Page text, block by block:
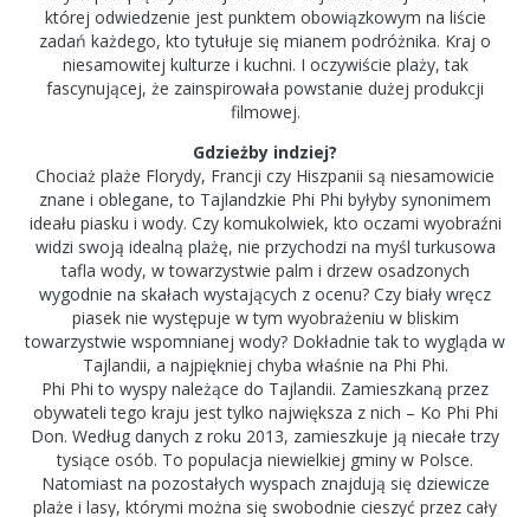
której odwiedzenie jest punktem obowiązkowym na liście
zadań każdego, kto tytułuje się mianem podróżnika. Kraj o
niesamowitej kulturze i kuchni. I oczywiście plaży, tak
fascynującej, że zainspirowała powstanie dużej produkcji
filmowej.
Gdzieżby indziej?
Chociaż plaże Florydy, Francji czy Hiszpanii są niesamowicie
znane i oblegane, to Tajlandzkie Phi Phi byłyby synonimem
ideału piasku i wody. Czy komukolwiek, kto oczami wyobraźni
widzi swoją idealną plażę, nie przychodzi na myśl turkusowa
tafla wody, w towarzystwie palm i drzew osadzonych
wygodnie na skałach wystających z ocenu? Czy biały wręcz
piasek nie występuje w tym wyobrażeniu w bliskim
towarzystwie wspomnianej wody? Dokładnie tak to wygląda w
Tajlandii, a najpiękniej chyba właśnie na Phi Phi.
Phi Phi to wyspy należące do Tajlandii. Zamieszkaną przez
obywateli tego kraju jest tylko największa z nich – Ko Phi Phi
Don. Według danych z roku 2013, zamieszkuje ją niecałe trzy
tysiące osób. To populacja niewielkiej gminy w Polsce.
Natomiast na pozostałych wyspach znajdują się dziewicze
plaże i lasy, którymi można się swobodnie cieszyć przez cały